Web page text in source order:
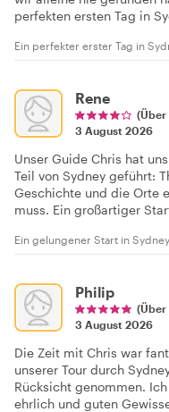
perfekten ersten Tag in
Ein perfekter erster Tag in
Rene
(Über
3 August 2026
Unser Guide Chris hat
Teil von Sydney geführt:
Geschichte und die Orte
muss. Ein großartiger
Ein gelungener Start in Sydney
Philip
(Über
3 August 2026
Die Zeit mit Chris war
unserer Tour durch
Rücksicht genommen.
ehrlich und guten